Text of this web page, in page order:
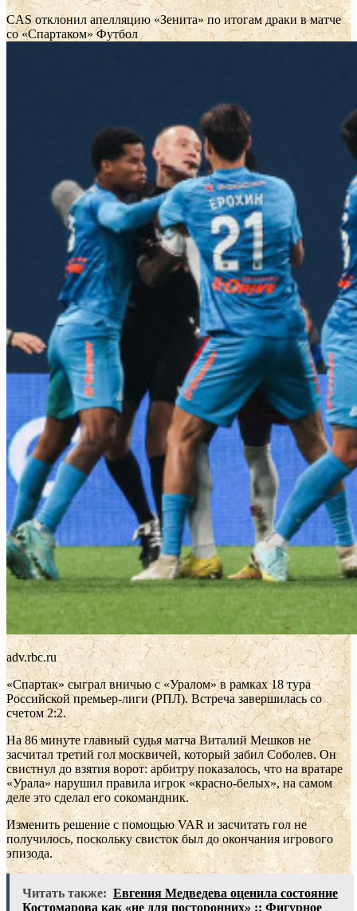
CAS отклонил апелляцию «Зенита» по итогам драки в матче
со «Спартаком»Футбол
adv.rbc.ru
«Спартак» сыграл вничью с «Уралом» в рамках 18 тура
Российской премьер-лиги (РПЛ). Встреча завершилась со
счетом 2:2.
На 86 минуте главный судья матча Виталий Мешков не
засчитал третий гол москвичей, который забил Соболев. Он
свистнул до взятия ворот: арбитру показалось, что на вратаре
«Урала» нарушил правила игрок «красно-белых», на самом
деле это сделал его сокомандник.
Изменить решение с помощью VAR и засчитать гол не
получилось, поскольку свисток был до окончания игрового
эпизода.
Читать также: Евгения Медведева оценила состояние
Костомарова как «не для посторонних» :: Фигурное